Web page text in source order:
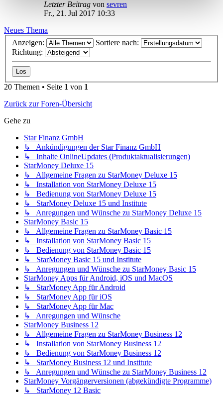
Letzter Beitrag von sevren
Fr., 21. Jul 2017 10:33
Neues Thema
Anzeigen:
Sortiere nach:
Richtung:
20 Themen • Seite 1 von 1
Zurück zur Foren-Übersicht
Gehe zu
Star Finanz GmbH
↳ Ankündigungen der Star Finanz GmbH
↳ Inhalte OnlineUpdates (Produktaktualisierungen)
StarMoney Deluxe 15
↳ Allgemeine Fragen zu StarMoney Deluxe 15
↳ Installation von StarMoney Deluxe 15
↳ Bedienung von StarMoney Deluxe 15
↳ StarMoney Deluxe 15 und Institute
↳ Anregungen und Wünsche zu StarMoney Deluxe 15
StarMoney Basic 15
↳ Allgemeine Fragen zu StarMoney Basic 15
↳ Installation von StarMoney Basic 15
↳ Bedienung von StarMoney Basic 15
↳ StarMoney Basic 15 und Institute
↳ Anregungen und Wünsche zu StarMoney Basic 15
StarMoney Apps für Android, iOS und MacOS
↳ StarMoney App für Android
↳ StarMoney App für iOS
↳ StarMoney App für Mac
↳ Anregungen und Wünsche
StarMoney Business 12
↳ Allgemeine Fragen zu StarMoney Business 12
↳ Installation von StarMoney Business 12
↳ Bedienung von StarMoney Business 12
↳ StarMoney Business 12 und Institute
↳ Anregungen und Wünsche zu StarMoney Business 12
StarMoney Vorgängerversionen (abgekündigte Programme)
↳ StarMoney 12 Basic